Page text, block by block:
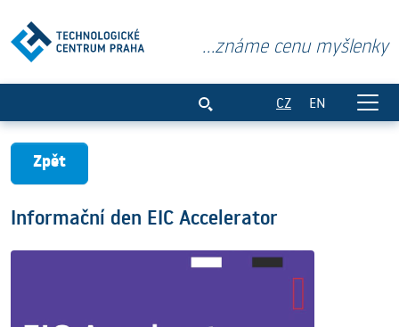
...známe cenu myšlenky
CZ EN
Zpět
Informační den EIC Accelerator